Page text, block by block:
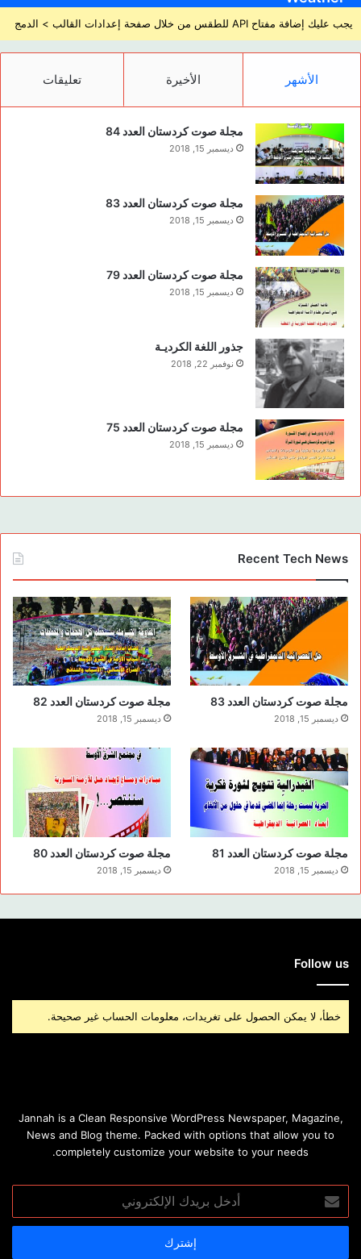
يجب عليك إضافة مفتاح API للطقس من خلال صفحة إعدادات القالب > الدمج
الأشهر الأخيرة تعليقات
مجلة صوت كردستان العدد 84
ديسمبر 15, 2018
مجلة صوت كردستان العدد 83
ديسمبر 15, 2018
مجلة صوت كردستان العدد 79
ديسمبر 15, 2018
جذور اللغة الكرديـة
نوفمبر 22, 2018
مجلة صوت كردستان العدد 75
ديسمبر 15, 2018
Recent Tech News
مجلة صوت كردستان العدد 83
ديسمبر 15, 2018
مجلة صوت كردستان العدد 82
ديسمبر 15, 2018
مجلة صوت كردستان العدد 81
ديسمبر 15, 2018
مجلة صوت كردستان العدد 80
ديسمبر 15, 2018
Follow us
خطأ، لا يمكن الحصول على تغريدات، معلومات الحساب غير صحيحة.
Jannah is a Clean Responsive WordPress Newspaper, Magazine,
News and Blog theme. Packed with options that allow you to
completely customize your website to your needs.
بريدك
الإلكتروني